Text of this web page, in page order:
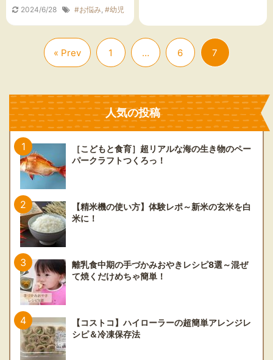
2024/6/28 #お悩み, #幼児
« Prev 1 … 6 7
人気の投稿
［こどもと食育］超リアルな海の生き物のペー
パークラフトつくろっ！
【精米機の使い方】体験レポ～新米の玄米を白
米に！
離乳食中期の手づかみおやきレシピ8選～混ぜ
て焼くだけめちゃ簡単！
【コストコ】ハイローラーの超簡単アレンジレ
シピ＆冷凍保存法